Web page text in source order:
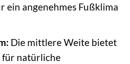
ein angenehmes Fußklima
Die mittlere Weite bietet
für natürliche